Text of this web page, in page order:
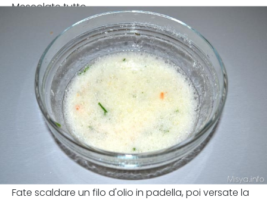
Mescolate tutto
Fate scaldare un filo d'olio in padella, poi versate la